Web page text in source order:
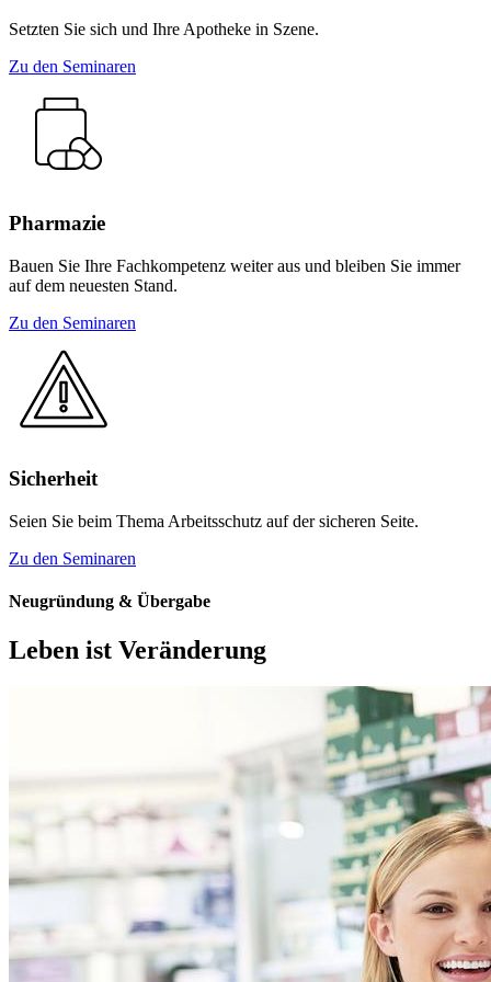
Setzten Sie sich und Ihre Apotheke in Szene.
Zu den Seminaren
Pharmazie
Bauen Sie Ihre Fachkompetenz weiter aus und bleiben Sie immer
auf dem neuesten Stand.
Zu den Seminaren
Sicherheit
Seien Sie beim Thema Arbeitsschutz auf der sicheren Seite.
Zu den Seminaren
Neugründung & Übergabe
Leben ist Veränderung